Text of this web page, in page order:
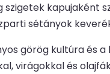
szigetek kapujaként
sétányok
görög kultúra és
virágokkal és